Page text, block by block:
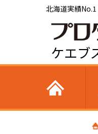
北海道実績
ケエブ